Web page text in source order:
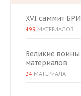
XVI саммит
499 МАТЕРИАЛОВ
Великие воины
материалов
24 МАТЕРИАЛА